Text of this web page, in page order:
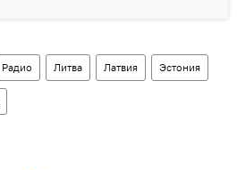
Радио Литва Латвия Эстония